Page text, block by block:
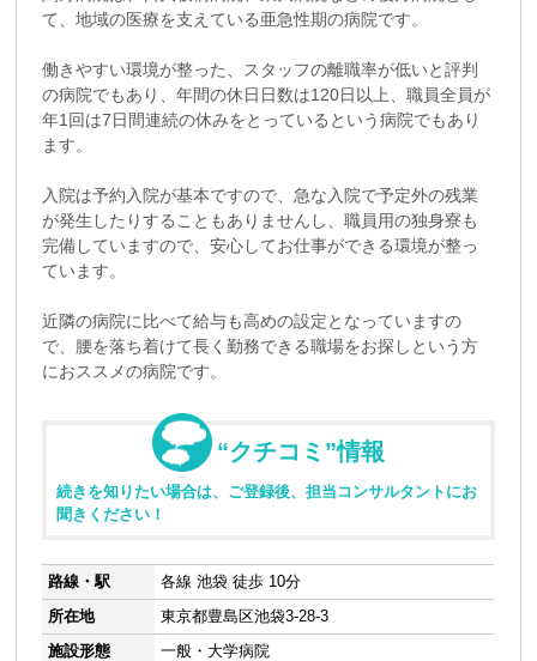
て、地域の医療を支えている亜急性期の病院です。
働きやすい環境が整った、スタッフの離職率が低いと評判
の病院でもあり、年間の休日日数は120日以上、職員全員が
年1回は7日間連続の休みをとっているという病院でもあり
ます。
入院は予約入院が基本ですので、急な入院で予定外の残業
が発生したりすることもありませんし、職員用の独身寮も
完備していますので、安心してお仕事ができる環境が整っ
ています。
近隣の病院に比べて給与も高めの設定となっていますの
で、腰を落ち着けて長く勤務できる職場をお探しという方
におススメの病院です。
“クチコミ”情報
続きを知りたい場合は、ご登録後、担当コンサルタントにお
聞きください！
路線・駅
各線 池袋 徒歩 10分
所在地
東京都豊島区池袋3-28-3
施設形態
一般・大学病院